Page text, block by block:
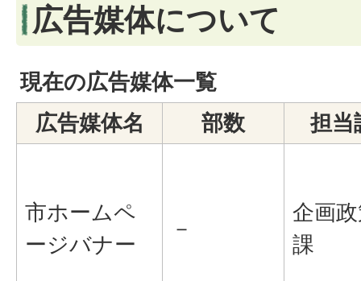
広告媒体について
現在の広告媒体一覧
広告媒体名
部数 担当
市ホームペ
ージバナー
－
企画
課